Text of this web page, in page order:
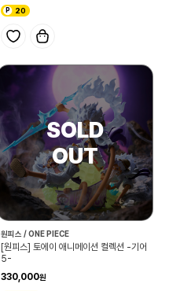
20
원피스 / ONE PIECE
[원피스] 토에이 애니메이션 컬렉션 -기어
5-
330,000